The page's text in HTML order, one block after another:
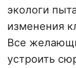
экологи
изменения
Все
устроить